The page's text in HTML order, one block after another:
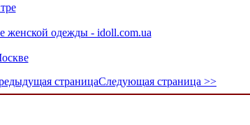
женской одежды - idoll.com.ua
страницаСледующая страница >>